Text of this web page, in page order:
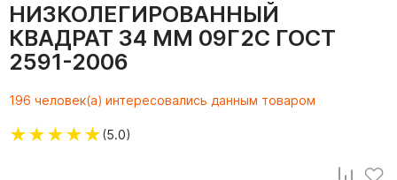
НИЗКОЛЕГИРОВАННЫЙ
КВАДРАТ 34 ММ 09Г2С ГОСТ
2591-2006
196 человек(а) интересовались данным товаром
★★★★★(5.0)